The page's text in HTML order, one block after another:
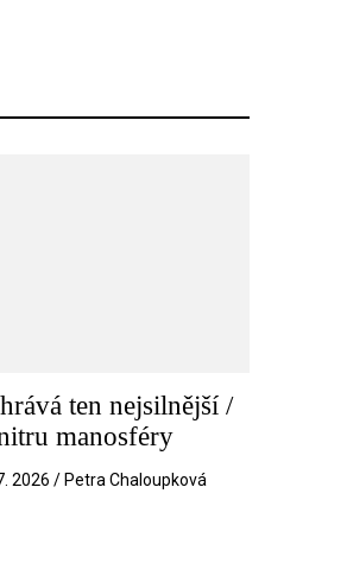
ten nejsilnější /
manosféry
2026 / Petra Chaloupková